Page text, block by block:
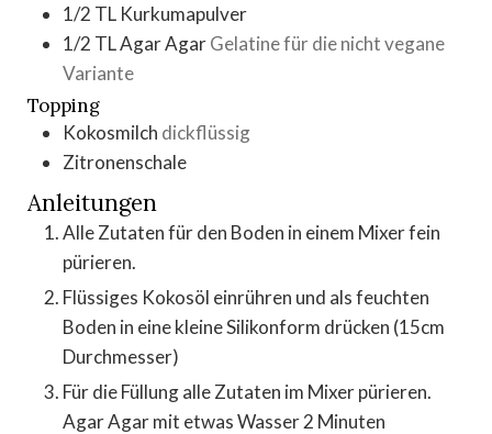
1/2 TL Kurkumapulver
1/2 TLAgar AgarGelatine für die nicht vegane
Variante
Topping
Kokosmilch dickflüssig
Zitronenschale
Anleitungen
Alle Zutaten für den Boden in einem Mixer fein
pürieren.
Flüssiges Kokosöl einrühren und als feuchten
Boden in eine kleine Silikonform drücken (15cm
Durchmesser)
Für die Füllung alle Zutaten im Mixer pürieren.
Agar Agar mit etwas Wasser 2 Minuten